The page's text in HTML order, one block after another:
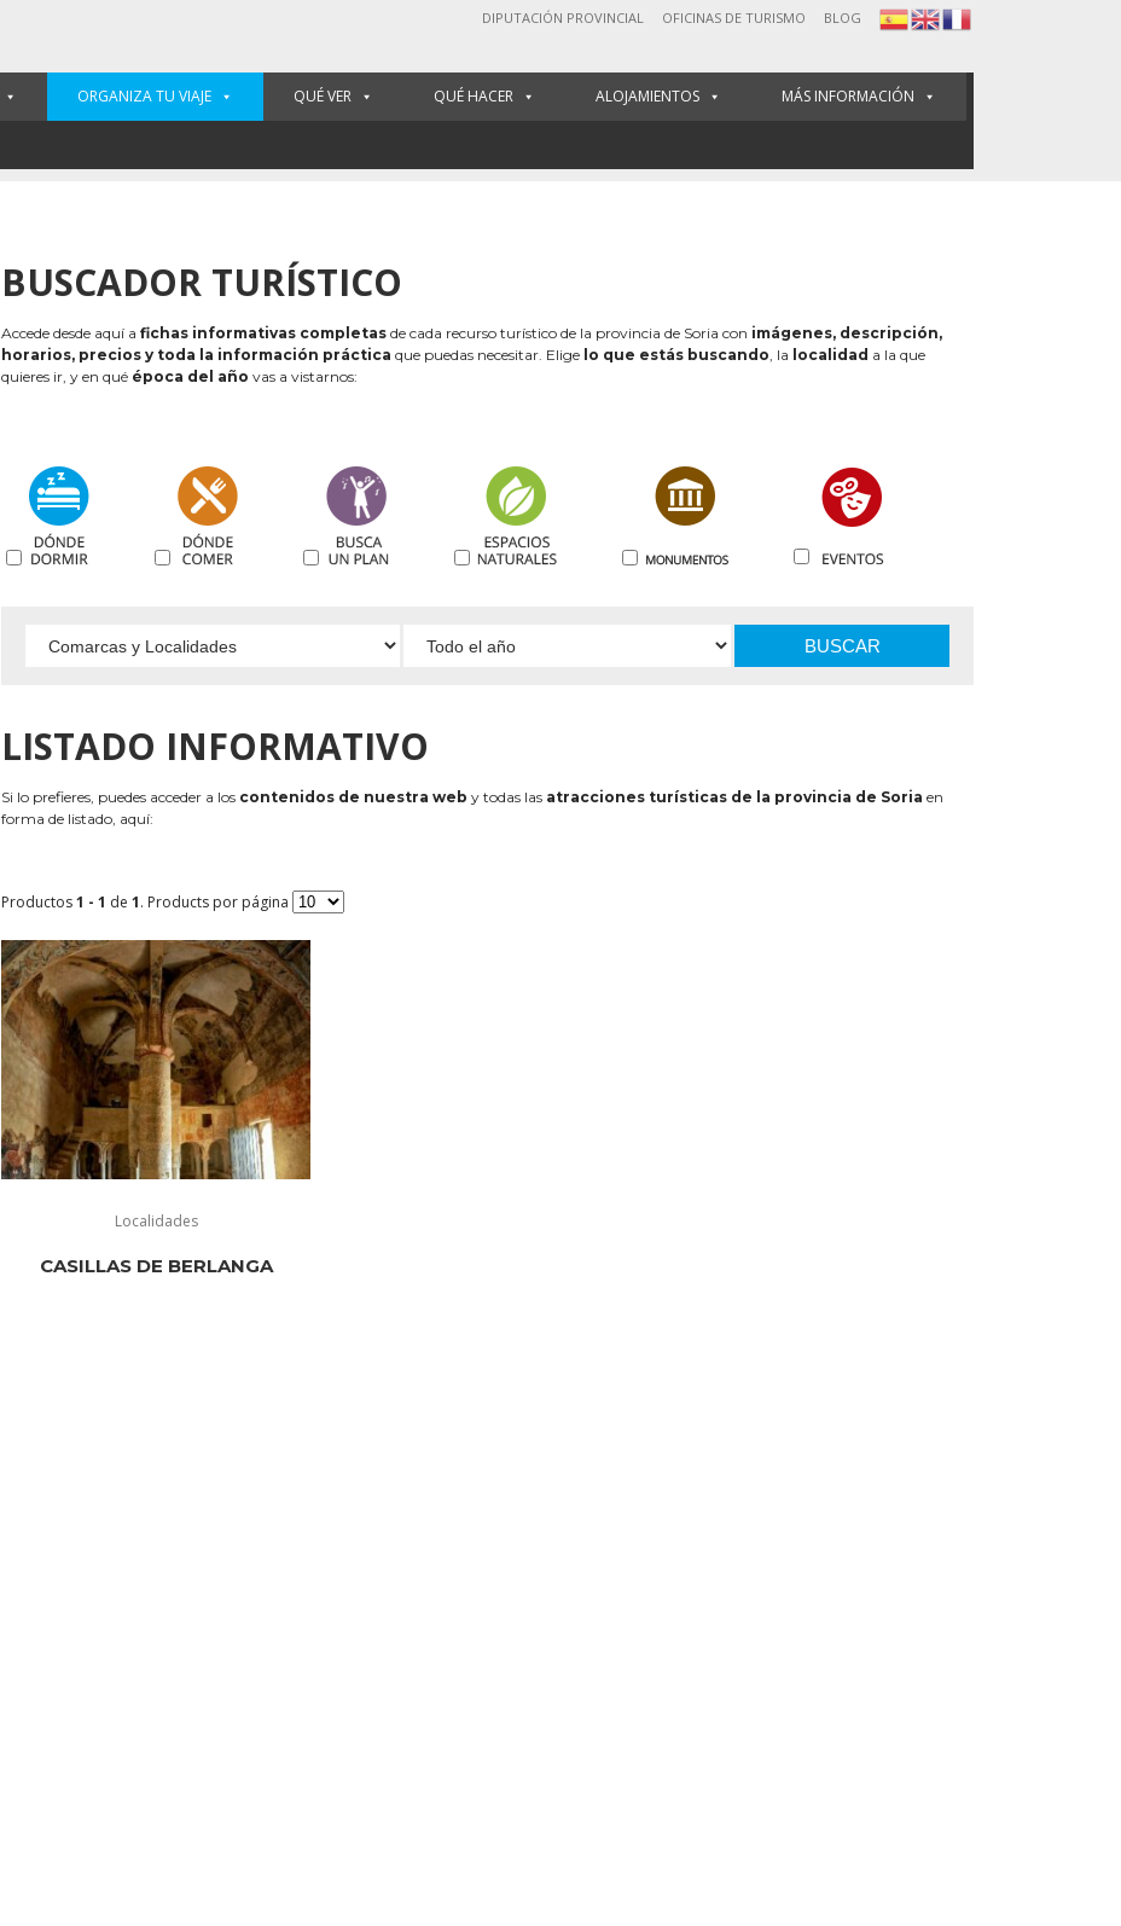
DIPUTACIÓN PROVINCIAL OFICINAS DE TURISMO BLOG
ORGANIZA TU VIAJE QUÉ VER QUÉ HACER ALOJAMIENTOS MÁS INFORMACIÓN
BUSCADOR TURÍSTICO
Accede desde aquí a fichas informativas completas de cada recurso turístico de la provincia de Soria con imágenes, descripción,
horarios, precios y toda la información práctica que puedas necesitar. Elige lo que estás buscando, la localidad a la que
quieres ir, y en qué época del año vas a vistarnos:
BUSCAR
LISTADO INFORMATIVO
Si lo prefieres, puedes acceder a los contenidos de nuestra web y todas las atracciones turísticas de la provincia de Soria en
forma de listado, aquí:
Productos1 - 1 de 1. Products por página
Localidades
CASILLAS DE BERLANGA